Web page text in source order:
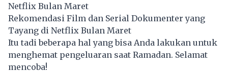
Netflix Bulan Maret
Rekomendasi Film dan Serial Dokumenter yang
Tayang di Netflix Bulan Maret
Itu tadi beberapa hal yang bisa Anda lakukan untuk
menghemat pengeluaran saat Ramadan. Selamat
mencoba!